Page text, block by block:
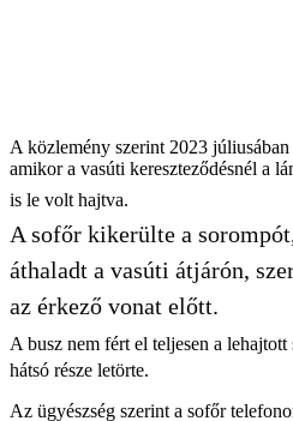
A közlemény szerint 2023
amikor a vasúti kereszteződésnél a
is le volt hajtva.
A sofőr kikerülte a
áthaladt a vasúti átjárón,
az érkező vonat előtt.
A busz nem fért el teljesen a
hátsó része letörte.
Az ügyészség szerint a sofőr